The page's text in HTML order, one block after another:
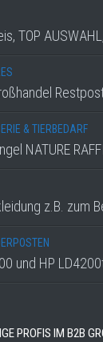
TOP
& TIERBEDARF
NATURE
z.B. zum
und HP
PROFIS IM B2B